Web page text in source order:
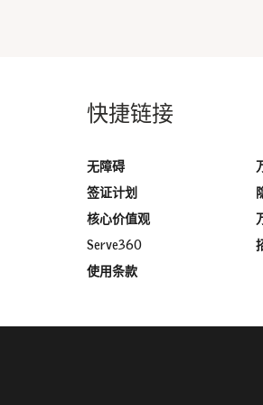
快捷链接
无障碍
签证计划
核心价值观
Serve360
使用条款